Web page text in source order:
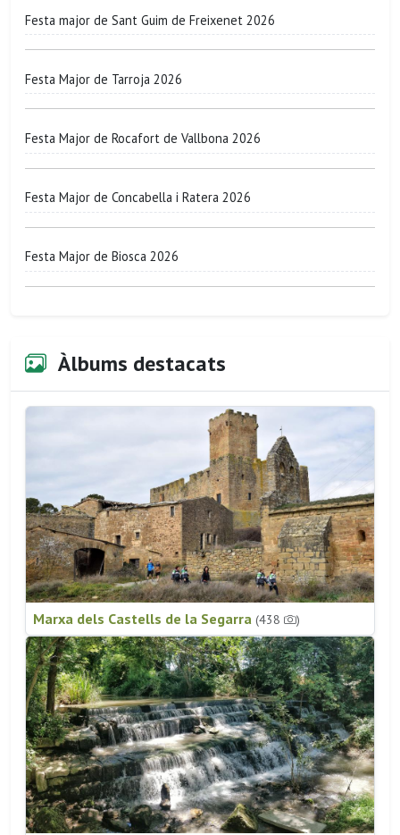
Festa major de Sant Guim de Freixenet 2026
Festa Major de Tarroja 2026
Festa Major de Rocafort de Vallbona 2026
Festa Major de Concabella i Ratera 2026
Festa Major de Biosca 2026
Àlbums destacats
Marxa dels Castells de la Segarra (438 )